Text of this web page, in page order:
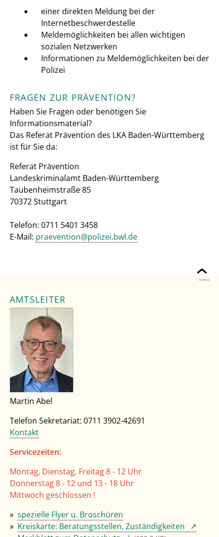
einer direkten Meldung bei der
Internetbeschwerdestelle
Meldemöglichkeiten bei allen wichtigen
sozialen Netzwerken
Informationen zu Meldemöglichkeiten bei der
Polizei
FRAGEN ZUR PRÄVENTION?
Haben Sie Fragen oder benötigen Sie
Informationsmaterial?
Das Referat Prävention des LKA Baden-Württemberg
ist für Sie da:
Referat Prävention
Landeskriminalamt Baden-Württemberg
Taubenheimstraße 85
70372 Stuttgart
Telefon: 0711 5401 3458
E-Mail: praevention@polizei.bwl.de
AMTSLEITER
Martin Abel
Telefon Sekretariat: 0711 3902-42691
Kontakt
Servicezeiten:
Montag, Dienstag, Freitag 8 - 12 Uhr
Donnerstag 8 - 12 und 13 - 18 Uhr
Mittwoch geschlossen !
spezielle Flyer u. Broschüren
Kreiskarte: Beratungsstellen, Zuständigkeiten